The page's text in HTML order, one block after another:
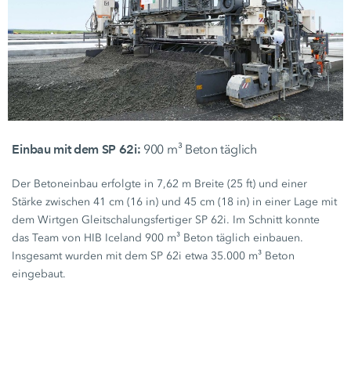
Einbau mit dem SP 62i: 900 m³ Beton täglich
Der Betoneinbau erfolgte in 7,62 m Breite(25 ft) und einer
Stärke zwischen41 cm (16 in) und45 cm (18 in) in einer Lage mit
dem Wirtgen Gleitschalungsfertiger SP 62i. Im Schnitt konnte
das Team von HIB Iceland 900 m³ Beton täglich einbauen.
Insgesamt wurden mit dem SP 62i etwa 35.000 m³ Beton
eingebaut.